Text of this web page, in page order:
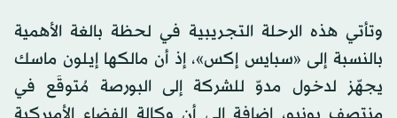
وتأتي هذه الرحلة التجريبية في لحظة بالغة الأهمية
بالنسبة إلى «سبايس إكس»، إذ أن مالكها إيلون ماسك
يجهّز لدخول مدوّ للشركة إلى البورصة مُتوقَع في